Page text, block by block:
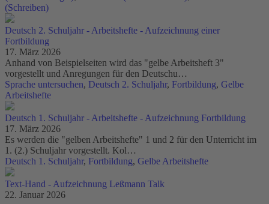
(Schreiben)
Deutsch 2. Schuljahr - Arbeitshefte - Aufzeichnung einer
Fortbildung
17. März 2026
Anhand von Beispielseiten wird das "gelbe Arbeitsheft 3"
vorgestellt und Anregungen für den Deutschu…
Sprache untersuchen, Deutsch 2. Schuljahr, Fortbildung, Gelbe
Arbeitshefte
Deutsch 1. Schuljahr - Arbeitshefte - Aufzeichnung Fortbildung
17. März 2026
Es werden die "gelben Arbeitshefte" 1 und 2 für den Unterricht im
1. (2.) Schuljahr vorgestellt. Kol…
Deutsch 1. Schuljahr, Fortbildung, Gelbe Arbeitshefte
Text-Hand - Aufzeichnung Leßmann Talk
22. Januar 2026